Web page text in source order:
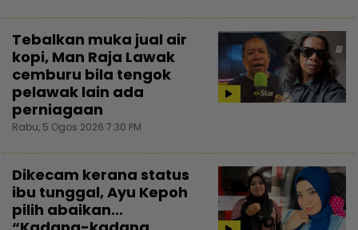
Tebalkan muka jual air
kopi, Man Raja Lawak
cemburu bila tengok
pelawak lain ada
perniagaan
Rabu, 5 Ogos 2026 7:30 PM
Dikecam kerana status
ibu tunggal, Ayu Kepoh
pilih abaikan...